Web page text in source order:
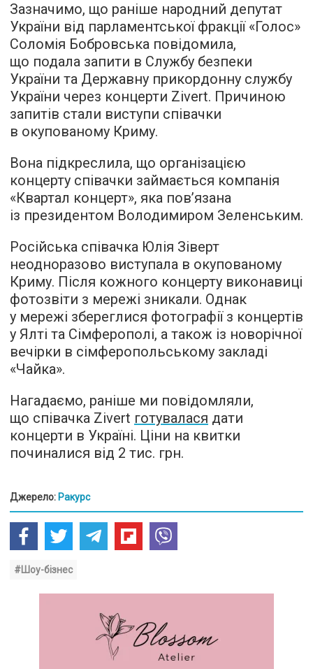
Зазначимо, що раніше народний депутат
України від парламентської фракції «Голос»
Соломія Бобровська повідомила,
що подала запити в Службу безпеки
України та Державну прикордонну службу
України через концерти Zivert. Причиною
запитів стали виступи співачки
в окупованому Криму.
Вона підкреслила, що організацією
концерту співачки займається компанія
«Квартал концерт», яка пов’язана
із президентом Володимиром Зеленським.
Російська співачка Юлія Зіверт
неодноразово виступала в окупованому
Криму. Після кожного концерту виконавиці
фотозвіти з мережі зникали. Однак
у мережі збереглися фотографії з концертів
у Ялті та Сімферополі, а також із новорічної
вечірки в сімферопольському закладі
«Чайка».
Нагадаємо, раніше ми повідомляли,
що співачка Zivert готувалася дати
концерти в Україні. Ціни на квитки
починалися від 2 тис. грн.
Джерело: Ракурс
#Шоу-бізнес